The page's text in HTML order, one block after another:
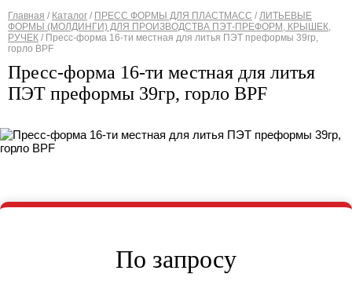
Вы здесь
Главная / Каталог / ПРЕСС ФОРМЫ ДЛЯ ПЛАСТМАСС / ЛИТЬЕВЫЕ
ФОРМЫ (МОЛДИНГИ) ДЛЯ ПРОИЗВОДСТВА ПЭТ-ПРЕФОРМ, КРЫШЕК,
РУЧЕК / Пресс-форма 16-ти местная для литья ПЭТ преформы 39гр,
горло BPF
Пресс-форма 16-ти местная для литья
ПЭТ преформы 39гр, горло BPF
По запросу